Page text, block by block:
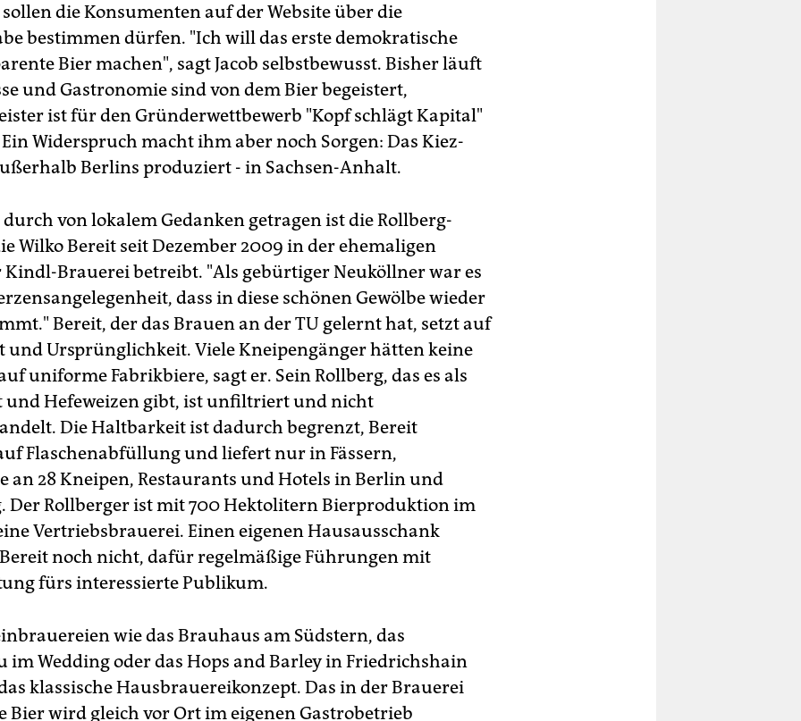
die Konsumenten auf der Website über die
bestimmen dürfen. "Ich will das erste demokratische
Bier machen", sagt Jacob selbstbewusst. Bisher läuft
und Gastronomie sind von dem Bier begeistert,
ist für den Gründerwettbewerb "Kopf schlägt Kapital"
Widerspruch macht ihm aber noch Sorgen: Das Kiez-
Berlins produziert - in Sachsen-Anhalt.
von lokalem Gedanken getragen ist die Rollberg-
Wilko Bereit seit Dezember 2009 in der ehemaligen
Brauerei betreibt. "Als gebürtiger Neuköllner war es
dass in diese schönen Gewölbe wieder
Bereit, der das Brauen an der TU gelernt hat, setzt auf
und Ursprünglichkeit. Viele Kneipengänger hätten keine
uniforme Fabrikbiere, sagt er. Sein Rollberg, das es als
und Hefeweizen gibt, ist unfiltriert und nicht
Die Haltbarkeit ist dadurch begrenzt, Bereit
Flaschenabfüllung und liefert nur in Fässern,
an 28 Kneipen, Restaurants und Hotels in Berlin und
Der Rollberger ist mit 700 Hektolitern Bierproduktion im
Vertriebsbrauerei. Einen eigenen Hausausschank
noch nicht, dafür regelmäßige Führungen mit
fürs interessierte Publikum.
wie das Brauhaus am Südstern, das
im Wedding oder das Hops and Barley in Friedrichshain
klassische Hausbrauereikonzept. Das in der Brauerei
Bier wird gleich vor Ort im eigenen Gastrobetrieb